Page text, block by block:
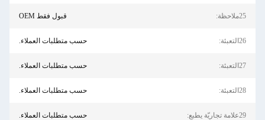
25ملاحظة: قبول فقط OEM
26التعبئة: حسب متطلبات العملاء.
27التعبئة: حسب متطلبات العملاء.
28التعبئة: حسب متطلبات العملاء.
29علامة تجاريّة يطبع: حسب متطلبات العملاء.